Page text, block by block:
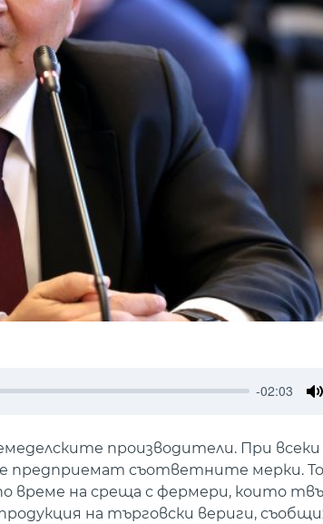
-02:03
производители. При всеки
предприемат съответните мерки.
време на среща с фермери, които
на търговски вериги,